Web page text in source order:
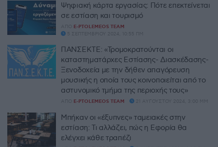
Ψηφιακή κάρτα εργασίας: Πότε επεκτείνεται
σε εστίαση και τουρισμό
ΑΠΌ E-PTOLEMEOS TEAM
5 ΣΕΠΤΕΜΒΡΊΟΥ 2024, 10:55 ΠΜ
ΠΑΝΣΕΚΤΕ: «Τρομοκρατούνται οι
καταστηματάρχες Εστίασης- Διασκέδασης-
Ξενοδοχεία με την δήθεν απαγόρευση
μουσικής η οποία τους κοινοποιείται από το
αστυνομικό τμήμα της περιοχής τους»
ΑΠΌ E-PTOLEMEOS TEAM 21 ΑΥΓΟΎΣΤΟΥ 2024, 3:00 ΜΜ
Μπήκαν οι «έξυπνες» ταμειακές στην
εστίαση: Τι αλλάζει, πώς η Εφορία θα
ελέγχει κάθε τραπέζι